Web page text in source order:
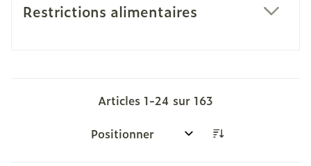
Restrictions alimentaires
Articles 1-24 sur 163
Trier par: